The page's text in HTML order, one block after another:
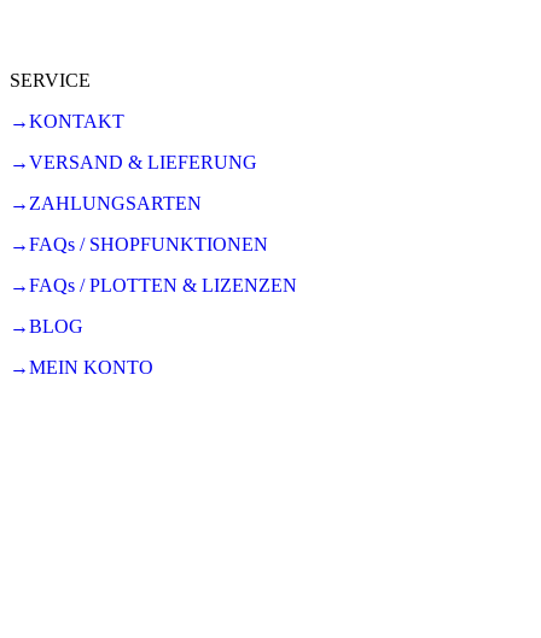
SERVICE
→KONTAKT
→VERSAND & LIEFERUNG
→ZAHLUNGSARTEN
→FAQs / SHOPFUNKTIONEN
→FAQs / PLOTTEN & LIZENZEN
→BLOG
→MEIN KONTO